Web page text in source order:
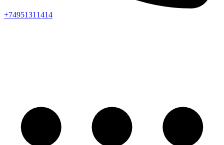
+74951311414